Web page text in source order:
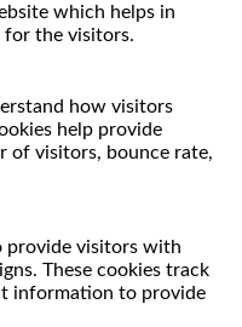
which helps in
for the visitors.
how visitors
help provide
of visitors, bounce rate,
provide visitors with
These cookies track
information to provide